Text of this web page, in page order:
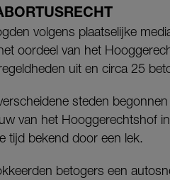
volgens plaatselijke
oordeel van het
uit en circa 25
steden
van het Hooggerechtshof
tijd bekend door een lek.
betogers een